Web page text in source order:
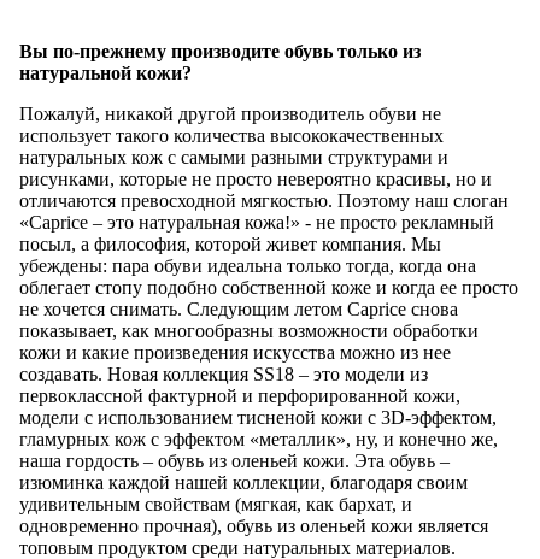
Вы по-прежнему производите обувь только из
натуральной кожи?
Пожалуй, никакой другой производитель обуви не
использует такого количества высококачественных
натуральных кож с самыми разными структурами и
рисунками, которые не просто невероятно красивы, но и
отличаются превосходной мягкостью. Поэтому наш слоган
«Caprice – это натуральная кожа!» - не просто рекламный
посыл, а философия, которой живет компания. Мы
убеждены: пара обуви идеальна только тогда, когда она
облегает стопу подобно собственной коже и когда ее просто
не хочется снимать. Следующим летом Caprice снова
показывает, как многообразны возможности обработки
кожи и какие произведения искусства можно из нее
создавать. Новая коллекция SS18 – это модели из
первоклассной фактурной и перфорированной кожи,
модели с использованием тисненой кожи с 3D-эффектом,
гламурных кож с эффектом «металлик», ну, и конечно же,
наша гордость – обувь из оленьей кожи. Эта обувь –
изюминка каждой нашей коллекции, благодаря своим
удивительным свойствам (мягкая, как бархат, и
одновременно прочная), обувь из оленьей кожи является
топовым продуктом среди натуральных материалов.